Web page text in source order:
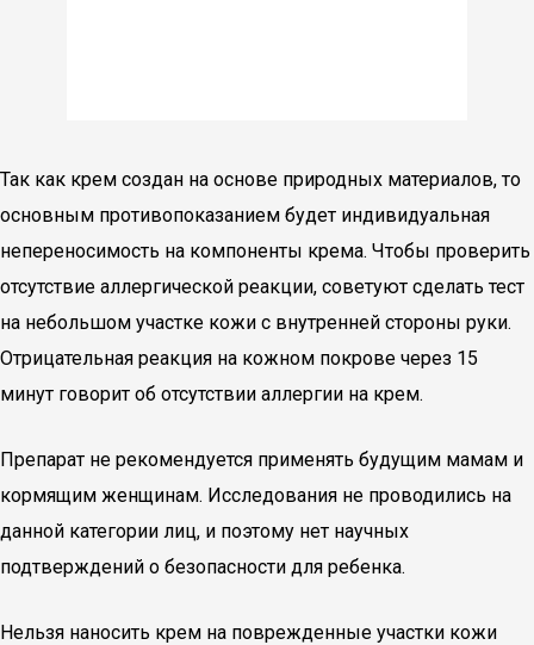
Так как крем создан на основе природных материалов, то
основным противопоказанием будет индивидуальная
непереносимость на компоненты крема. Чтобы проверить
отсутствие аллергической реакции, советуют сделать тест
на небольшом участке кожи с внутренней стороны руки.
Отрицательная реакция на кожном покрове через 15
минут говорит об отсутствии аллергии на крем.
Препарат не рекомендуется применять будущим мамам и
кормящим женщинам. Исследования не проводились на
данной категории лиц, и поэтому нет научных
подтверждений о безопасности для ребенка.
Нельзя наносить крем на поврежденные участки кожи